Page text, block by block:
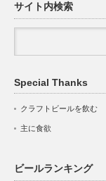
サイト内検索
Special Thanks
クラフトビールを飲む
主に食欲
ビールランキング